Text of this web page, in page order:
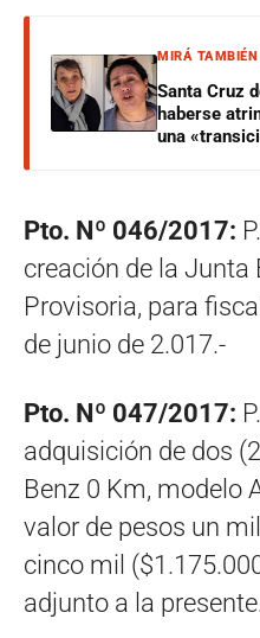
MIRÁ TAMBIÉN
Santa Cruz
haberse
una
Pto. Nº 046/2017:
creación de la Junta
Provisoria, para
de junio de 2.017.-
Pto. Nº 047/2017:
adquisición de dos
Benz 0 Km, modelo
valor de pesos un
cinco mil
adjunto a la